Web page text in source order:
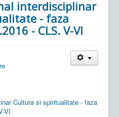
interdisciplinar
- faza
- CLS. V-VI
Cultura si spiritualitate - faza
VI